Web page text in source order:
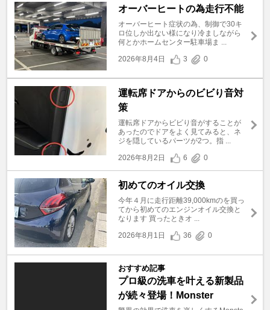
オーバーヒートの為走行不能
オーバーヒート症状の為、制御で30キ
ロ位しか出ない様になり冷ましながら
何とかホームセンター駐車場ま ...
2026年8月4日
3 0
運転席ドアからのビビり音対
策
運転席ドアからビビり音がすることが
あったのでドアをよく見てみると、ネ
ジを隠しているパーツが2つ。指 ...
2026年8月2日
6 0
初めてのオイル交換
今年４月に走行距離39,000kmのを買っ
てから初めてのエンジンオイル交換と
なります 買ったときオ ...
2026年8月1日
36 0
おすすめ記事
プロ級の洗車を叶える新製品
が続々登場！Monster